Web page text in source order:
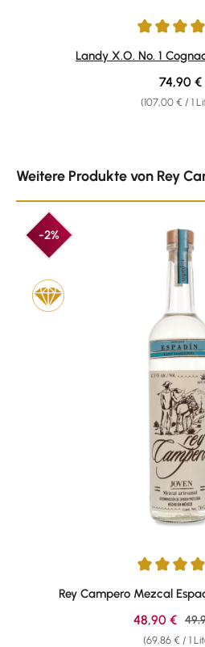
Durchschnittliche Bewertung von
Landy X.O. No. 1
(107,00 € / 1
74,90 €
Weitere Produkte von Rey
-2%
Durchschnittliche Bewertung von
Rey Campero Mezcal
(69,86 € / 1
48,90 €